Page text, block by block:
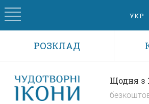
Skip to main content
УКР
РОЗКЛАД
Щодня з